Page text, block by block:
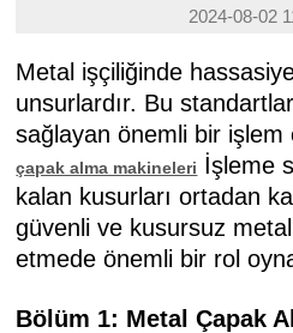
2024-08-02
Metal işçiliğinde
unsurlardır. Bu
sağlayan önemli bir işlem
çapak alma makineleri İşleme
kalan kusurları ortadan
güvenli ve kusursuz
etmede önemli bir rol
Bölüm 1: Metal Çapak